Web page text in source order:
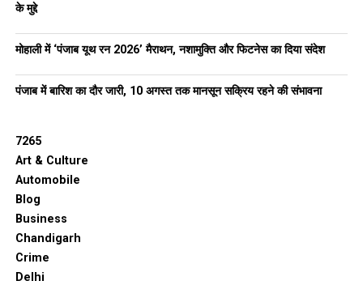
के मुद्दे
मोहाली में ‘पंजाब यूथ रन 2026’ मैराथन, नशामुक्ति और फिटनेस का दिया संदेश
पंजाब में बारिश का दौर जारी, 10 अगस्त तक मानसून सक्रिय रहने की संभावना
7265
Art & Culture
Automobile
Blog
Business
Chandigarh
Crime
Delhi